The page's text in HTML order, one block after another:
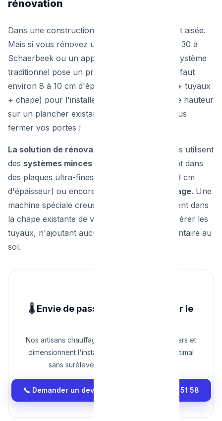
rénovation
Dans une construction neuve, l'installation est aisée.
Mais si vous rénovez une maison des années 30 à
Schaerbeek ou un appartement à Ixelles, le système
traditionnel pose un problème : l'épaisseur. Il faut
environ 8 à 10 cm d'épaisseur totale (isolant + tuyaux
+ chape) pour l'installer. Si vous ajoutez cette hauteur
sur un plancher existant, vous ne pourrez plus
fermer vos portes !
La solution de rénovation :
Nos chauffagistes utilisent
des systèmes minces (les tuyaux s'emboîtent dans
des plaques ultra-fines ne mesurant que 2 à 3 cm
d'épaisseur) ou encore la technique du
fraisage. Une
machine spéciale creuse des sillons directement dans
la chape existante de votre maison pour y insérer les
tuyaux, n'ajoutant aucune hauteur supplémentaire au
sol.
🌡️ Envie de passer au chauffage par le
Nos artisans chauffagistes étudient vos planchers et
dimensionnent l'installation pour un confort optimal
sans surélever vos portes à Bruxelles.
📞 Demander un devis installation : 0465 68 51 58